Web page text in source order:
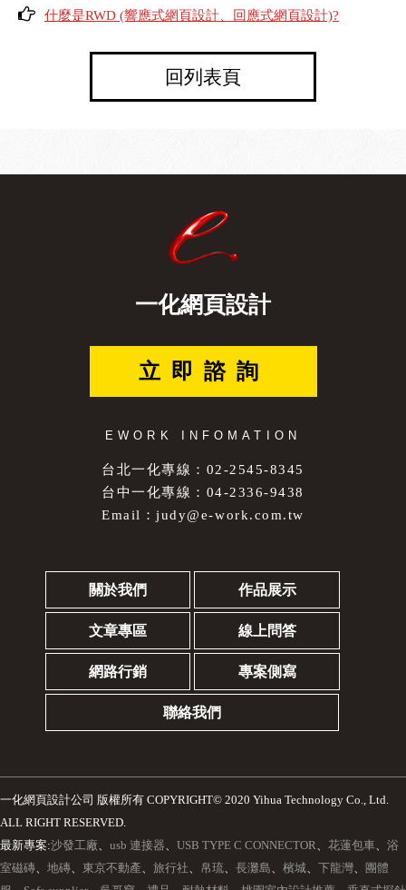
什麼是RWD (響應式網頁設計、回應式網頁設計)?
回列表頁
一化網頁設計
立即諮詢
EWORK INFOMATION
台北一化專線：02-2545-8345
台中一化專線：04-2336-9438
Email：judy@e-work.com.tw
關於我們 作品展示
文章專區 線上問答
網路行銷 專案側寫
聯絡我們
一化網頁設計公司
版權所有 COPYRIGHT© 2020 Yihua Technology Co., Ltd.
ALL RIGHT RESERVED.
最新專案:沙發工廠、 usb 連接器、 USB TYPE C CONNECTOR、 花蓮包車、 浴
室磁磚、 地磚、 東京不動產、 旅行社、 帛琉、 長灘島、 檳城、 下龍灣、
團體